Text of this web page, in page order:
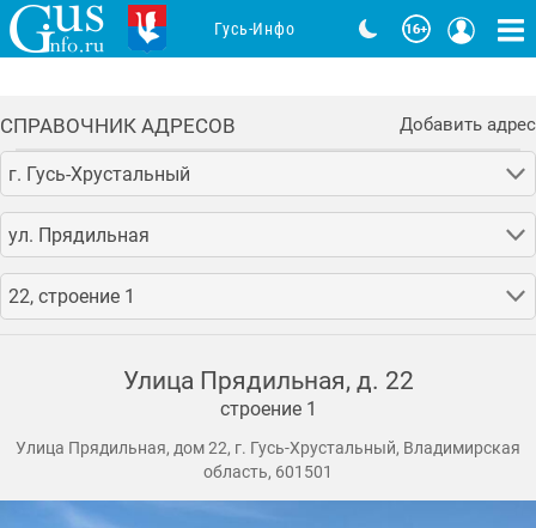
СПРАВОЧНИК АДРЕСОВ Добавить адрес
г. Гусь-Хрустальный
ул. Прядильная
22, строение 1
Улица Прядильная, д. 22
строение 1
Улица Прядильная, дом 22, г. Гусь-Хрустальный, Владимирская
область, 601501
Гусь-Инфо